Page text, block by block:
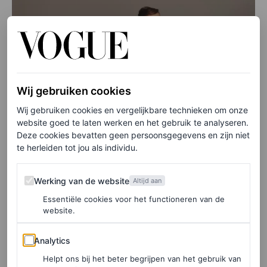
©KATIA TEMKIN
Wij gebruiken cookies
Wij gebruiken cookies en vergelijkbare technieken om onze
website goed te laten werken en het gebruik te analyseren.
Deze cookies bevatten geen persoonsgegevens en zijn niet
te herleiden tot jou als individu.
Werking van de website
Werking van de website Altijd aan
Essentiële cookies voor het functioneren van de
website.
Analytics
Analytics
Helpt ons bij het beter begrijpen van het gebruik van